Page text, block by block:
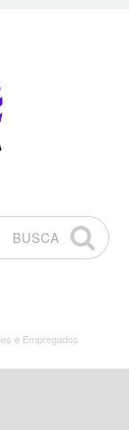
BUSCA
e Empregados